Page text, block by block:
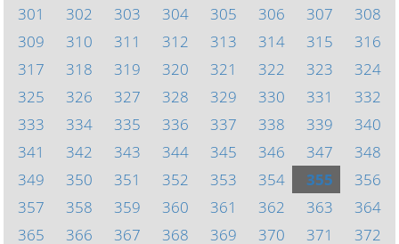
301
302 303 304 305 306 307
308
309
310 311 312 313 314 315
316
317
318 319 320 321 322 323
324
325
326 327 328 329 330 331
332
333
334 335 336 337 338 339
340
341
342 343 344 345 346 347
348
349
350 351 352 353 354 355
356
357
358 359 360 361 362 363
364
365
366 367 368 369 370 371 372